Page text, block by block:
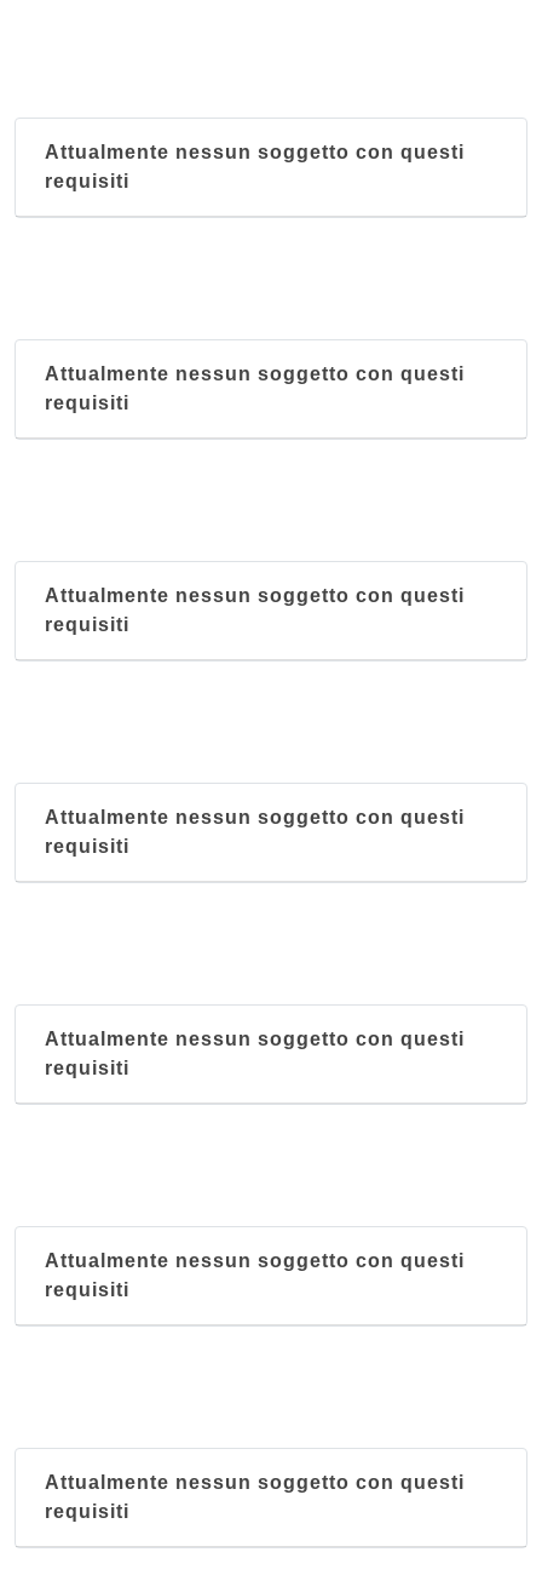
Attualmente nessun soggetto con questi
requisiti
Attualmente nessun soggetto con questi
requisiti
Attualmente nessun soggetto con questi
requisiti
Attualmente nessun soggetto con questi
requisiti
Attualmente nessun soggetto con questi
requisiti
Attualmente nessun soggetto con questi
requisiti
Attualmente nessun soggetto con questi
requisiti